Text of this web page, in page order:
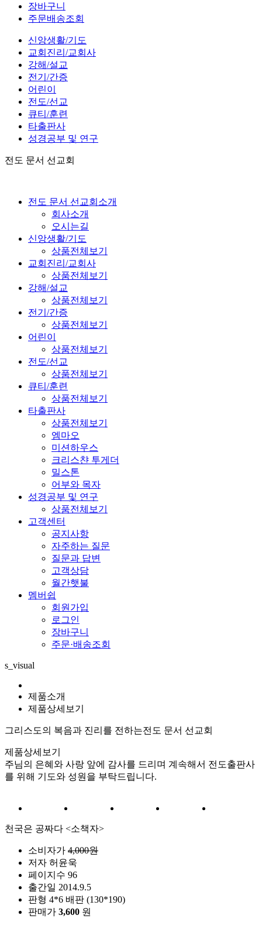
장바구니
주문배송조회
신앙생활/기도
교회진리/교회사
강해/설교
전기/간증
어린이
전도/선교
큐티/훈련
타출판사
성경공부 및 연구
전도 문서 선교회
전도 문서 선교회소개
회사소개
오시는길
신앙생활/기도
상품전체보기
교회진리/교회사
상품전체보기
강해/설교
상품전체보기
전기/간증
상품전체보기
어린이
상품전체보기
전도/선교
상품전체보기
큐티/훈련
상품전체보기
타출판사
상품전체보기
엠마오
미션하우스
크리스챤 투게더
밀스톤
어부와 목자
성경공부 및 연구
상품전체보기
고객센터
공지사항
자주하는 질문
질문과 답변
고객상담
월간햇불
멤버쉽
회원가입
로그인
장바구니
주문·배송조회
s_visual
제품소개
제품상세보기
그리스도의 복음과 진리를 전하는전도 문서 선교회
제품상세보기
주님의 은혜와 사랑 앞에 감사를 드리며 계속해서 전도출판사
를 위해 기도와 성원을 부탁드립니다.
천국은 공짜다 <소책자>
소비자가 4,000원
저자 허윤욱
페이지수 96
출간일 2014.9.5
판형 4*6 배판 (130*190)
판매가 3,600 원